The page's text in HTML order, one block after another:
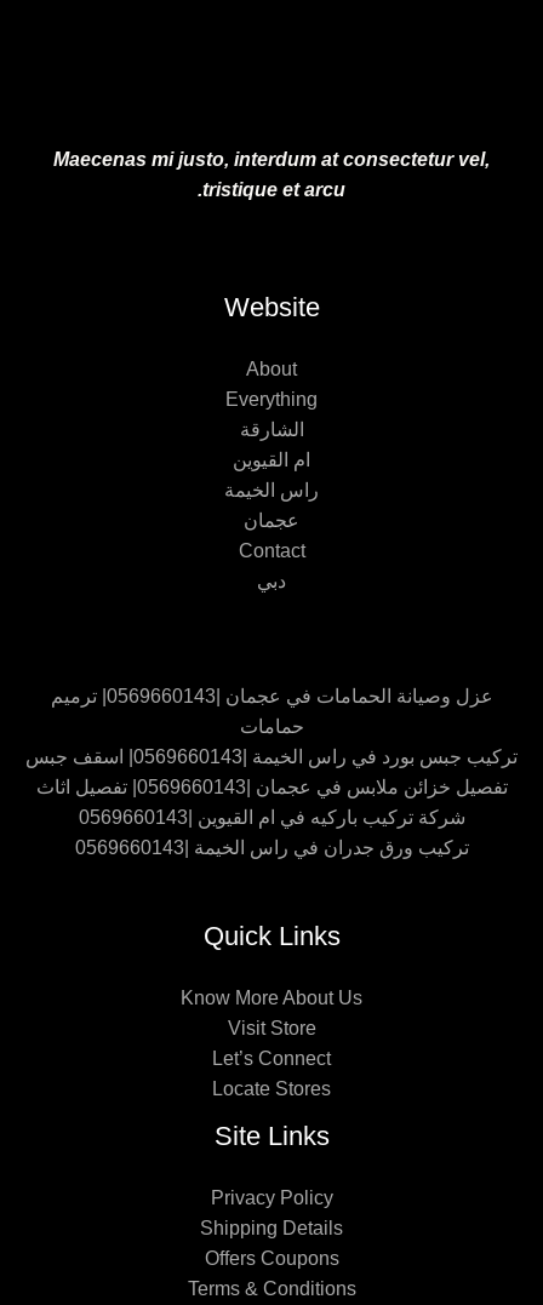
Maecenas mi justo, interdum at consectetur vel,
tristique et arcu.
Website
About
Everything
الشارقة
ام القيوين
راس الخيمة
عجمان
Contact
دبي
عزل وصيانة الحمامات في عجمان |0569660143| ترميم
حمامات
تركيب جبس بورد في راس الخيمة |0569660143| اسقف جبس
تفصيل خزائن ملابس في عجمان |0569660143| تفصيل اثاث
شركة تركيب باركيه في ام القيوين |0569660143
تركيب ورق جدران في راس الخيمة |0569660143
Quick Links
Know More About Us
Visit Store
Let’s Connect
Locate Stores
Site Links
Privacy Policy
Shipping Details
Offers Coupons
Terms & Conditions